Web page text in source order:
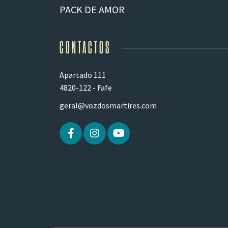
PACK DE AMOR
CONTACTOS
Apartado 111
4820-122 - Fafe
geral@vozdosmartires.com